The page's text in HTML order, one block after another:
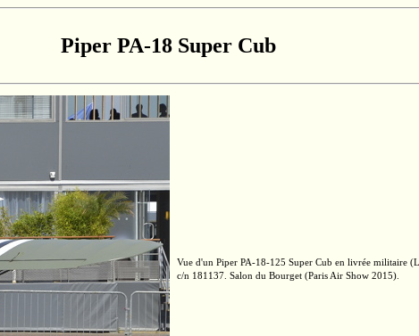
Piper PA-18 Super Cub
Vue d'un Piper PA-18-125 Super Cub en livrée militaire
c/n 181137. Salon du Bourget (Paris Air Show 2015).